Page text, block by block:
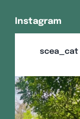
Instagram
scea_cat